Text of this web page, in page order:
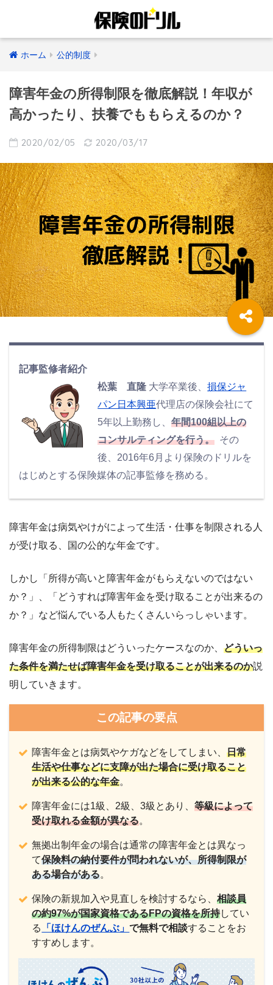
ホーム 公的制度
障害年金の所得制限を徹底解説！年収が
高かったり、扶養でももらえるのか？
2020/02/05 2020/03/17
記事監修者紹介
松葉 直隆 大学卒業後、損保ジャ
パン日本興亜代理店の保険会社にて
5年以上勤務し、年間100組以上の
コンサルティングを行う。 その
後、2016年6月より保険のドリルを
はじめとする保険媒体の記事監修を務める。
障害年金は病気やけがによって生活・仕事を制限される人
が受け取る
、国の公的な年金です。
しかし「所得が高いと障害年金がもらえないのではない
か？」、「どうすれば障害年金を受け取ることが出来るの
か？」など悩んでいる人もたくさんいらっしゃいます。
障害年金の所得制限はどういったケースなのか、 どういっ
た条件を満たせば障害年金を受け取ることが出来るのか説
明していきます。
この記事の要点
障害年金とは病気やケガなどをしてしまい、日常
生活や仕事などに支障が出た場合に受け取ること
が出来る公的な年金。
障害年金には1級、2級、3級とあり、等級によって
受け取れる金額が異なる。
無拠出制年金の場合は通常の障害年金とは異なっ
て保険料の納付要件が問われないが、所得制限が
ある場合がある。
保険の新規加入や見直しを検討するなら、相談員
の約97%が国家資格であるFPの資格を所持してい
る
「ほけんのぜんぶ」で無料で相談することをお
すすめします。